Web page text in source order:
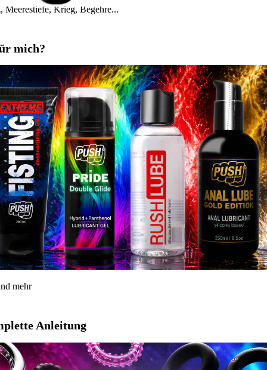
Meerestiefe, Krieg, Begehre...
mich?
mehr
Anleitung